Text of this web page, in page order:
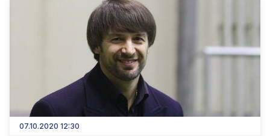
07.10.2020 12:30